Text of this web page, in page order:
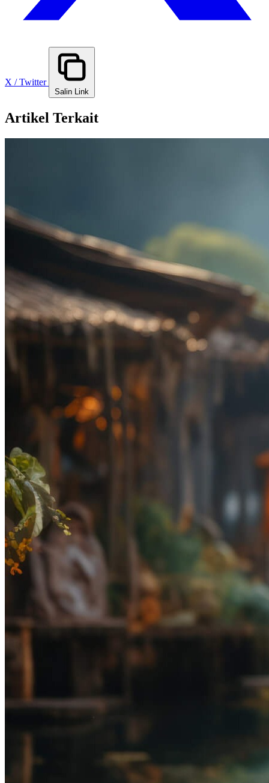
X / Twitter
Salin Link
Artikel Terkait